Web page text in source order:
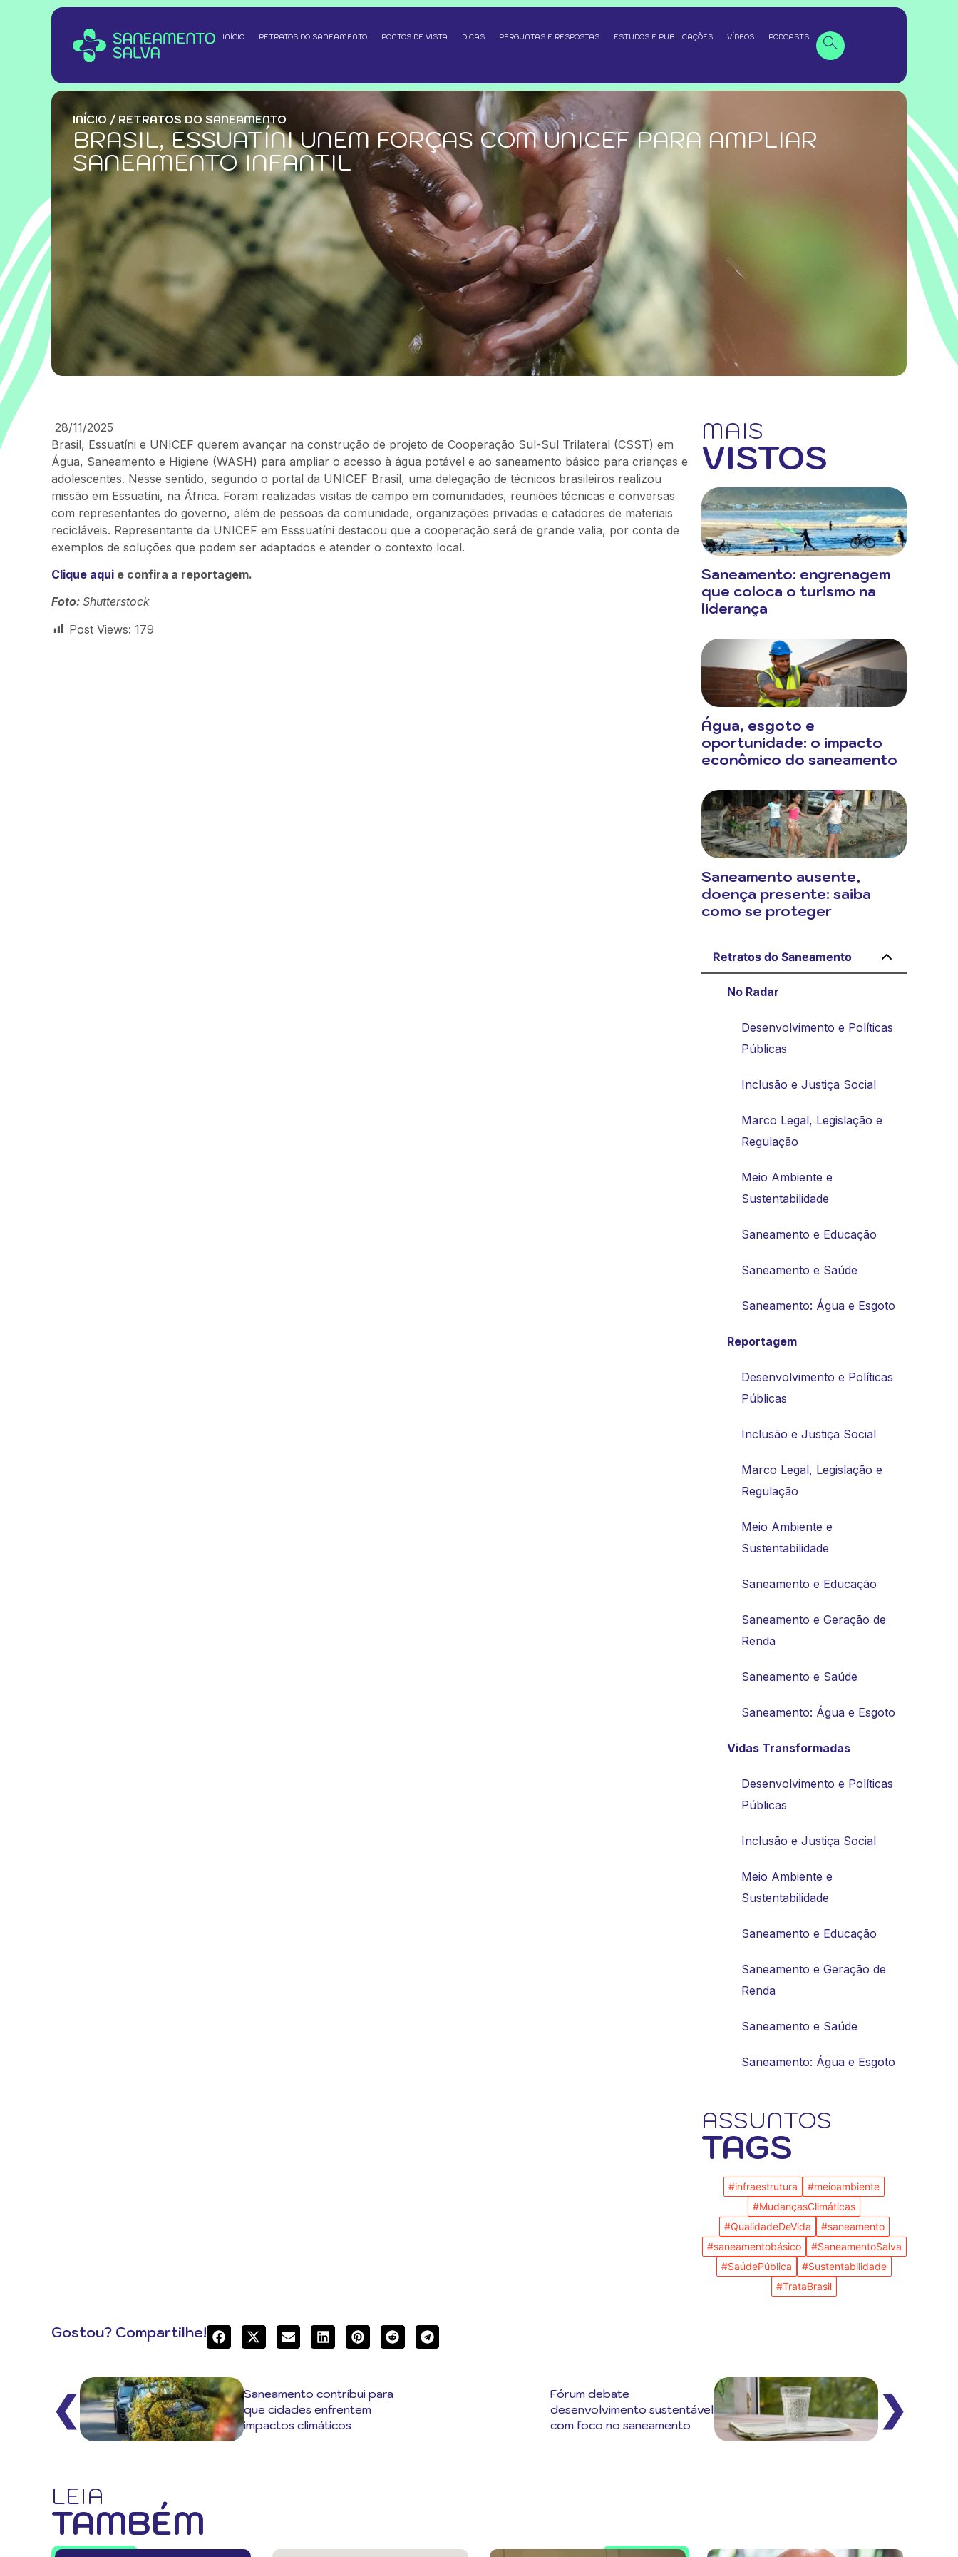
INÍCIO RETRATOS DO SANEAMENTO PONTOS DE VISTA DICAS PERGUNTAS E RESPOSTAS ESTUDOS E PUBLICAÇÕES VÍDEOS PODCASTS
INÍCIO / RETRATOS DO SANEAMENTO
BRASIL, ESSUATÍNI UNEM FORÇAS COM UNICEF PARA AMPLIAR
SANEAMENTO INFANTIL
28/11/2025
Brasil, Essuatíni e UNICEF querem avançar na construção de projeto de Cooperação Sul-Sul Trilateral (CSST) em
Água, Saneamento e Higiene (WASH) para ampliar o acesso à água potável e ao saneamento básico para crianças e
adolescentes. Nesse sentido, segundo o portal da UNICEF Brasil, uma delegação de técnicos brasileiros realizou
missão em Essuatíni, na África. Foram realizadas visitas de campo em comunidades, reuniões técnicas e conversas
com representantes do governo, além de pessoas da comunidade, organizações privadas e catadores de materiais
recicláveis. Representante da UNICEF em Esssuatíni destacou que a cooperação será de grande valia, por conta de
exemplos de soluções que podem ser adaptados e atender o contexto local.
Clique aqui e confira a reportagem.
Foto: Shutterstock
Post Views: 179
MAIS
VISTOS
Saneamento: engrenagem
que coloca o turismo na
liderança
Água, esgoto e
oportunidade: o impacto
econômico do saneamento
Saneamento ausente,
doença presente: saiba
como se proteger
Retratos do Saneamento
No Radar
Desenvolvimento e Políticas
Públicas
Inclusão e Justiça Social
Marco Legal, Legislação e
Regulação
Meio Ambiente e
Sustentabilidade
Saneamento e Educação
Saneamento e Saúde
Saneamento: Água e Esgoto
Reportagem
Desenvolvimento e Políticas
Públicas
Inclusão e Justiça Social
Marco Legal, Legislação e
Regulação
Meio Ambiente e
Sustentabilidade
Saneamento e Educação
Saneamento e Geração de
Renda
Saneamento e Saúde
Saneamento: Água e Esgoto
Vidas Transformadas
Desenvolvimento e Políticas
Públicas
Inclusão e Justiça Social
Meio Ambiente e
Sustentabilidade
Saneamento e Educação
Saneamento e Geração de
Renda
Saneamento e Saúde
Saneamento: Água e Esgoto
ASSUNTOS
TAGS
#infraestrutura
#meioambiente
#MudançasClimáticas
#QualidadeDeVida
#saneamento
#saneamentobásico
#SaneamentoSalva
#SaúdePública
#Sustentabilidade
#TrataBrasil
Gostou? Compartilhe!
❮
Saneamento contribui para
que cidades enfrentem
impactos climáticos
Fórum debate
desenvolvimento sustentável
com foco no saneamento
❯
LEIA
TAMBÉM